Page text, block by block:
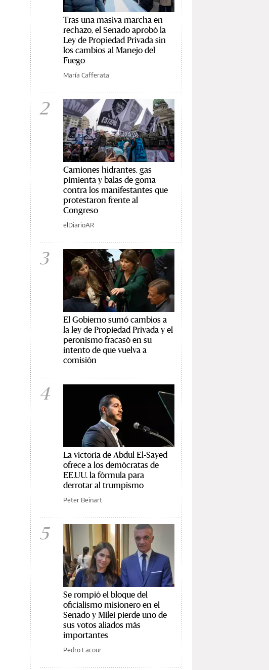
Tras una masiva marcha en
rechazo, el Senado aprobó la
Ley de Propiedad Privada sin
los cambios al Manejo del
Fuego
María Cafferata
2
Camiones hidrantes, gas
pimienta y balas de goma
contra los manifestantes que
protestaron frente al
Congreso
elDiarioAR
3
El Gobierno sumó cambios a
la ley de Propiedad Privada y el
peronismo fracasó en su
intento de que vuelva a
comisión
4
La victoria de Abdul El-Sayed
ofrece a los demócratas de
EE.UU. la fórmula para
derrotar al trumpismo
Peter Beinart
5
Se rompió el bloque del
oficialismo misionero en el
Senado y Milei pierde uno de
sus votos aliados más
importantes
Pedro Lacour